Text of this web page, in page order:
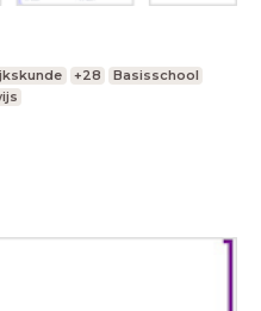
+28
Basisschool